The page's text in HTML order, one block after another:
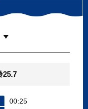
25.7
00:25